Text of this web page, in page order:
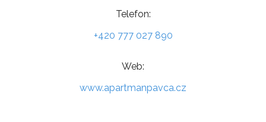
Telefon:
+420 777 027 890
Web:
www.apartmanpavca.cz